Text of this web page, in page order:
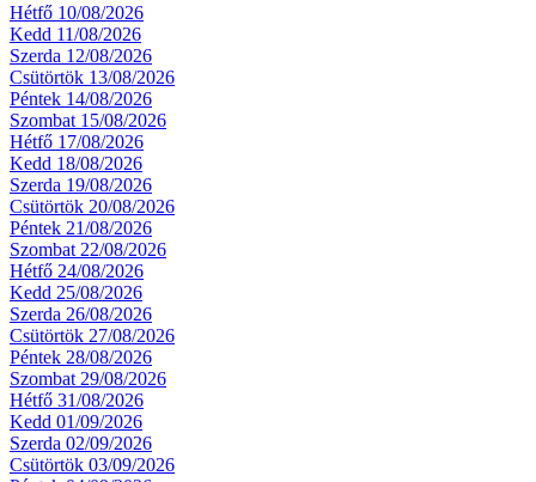
Hétfő 10/08/2026
Kedd 11/08/2026
Szerda 12/08/2026
Csütörtök 13/08/2026
Péntek 14/08/2026
Szombat 15/08/2026
Hétfő 17/08/2026
Kedd 18/08/2026
Szerda 19/08/2026
Csütörtök 20/08/2026
Péntek 21/08/2026
Szombat 22/08/2026
Hétfő 24/08/2026
Kedd 25/08/2026
Szerda 26/08/2026
Csütörtök 27/08/2026
Péntek 28/08/2026
Szombat 29/08/2026
Hétfő 31/08/2026
Kedd 01/09/2026
Szerda 02/09/2026
Csütörtök 03/09/2026